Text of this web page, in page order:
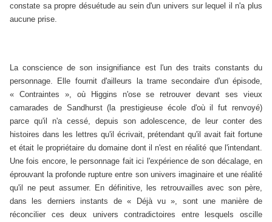
constate sa propre désuétude au sein d'un univers sur lequel il n'a plus
aucune prise.
La conscience de son insignifiance est l'un des traits constants du
personnage. Elle fournit d'ailleurs la trame secondaire d'un épisode,
« Contraintes », où Higgins n'ose se retrouver devant ses vieux
camarades de Sandhurst (la prestigieuse école d'où il fut renvoyé)
parce qu'il n'a cessé, depuis son adolescence, de leur conter des
histoires dans les lettres qu'il écrivait, prétendant qu'il avait fait fortune
et était le propriétaire du domaine dont il n'est en réalité que l'intendant.
Une fois encore, le personnage fait ici l'expérience de son décalage, en
éprouvant la profonde rupture entre son univers imaginaire et une réalité
qu'il ne peut assumer. En définitive, les retrouvailles avec son père,
dans les derniers instants de « Déjà vu », sont une manière de
réconcilier ces deux univers contradictoires entre lesquels oscille